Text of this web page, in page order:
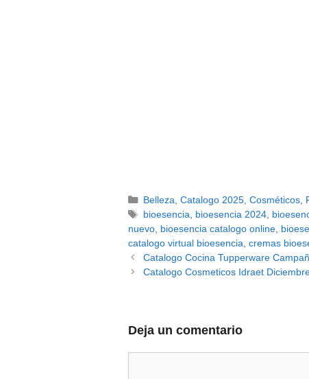
Categorías
Belleza, Catalogo 2025, Cosméticos,
Etiquetas
bioesencia, bioesencia 2024,
nuevo, bioesencia catalogo online,
catalogo virtual bioesencia, cremas
Navegación
de
Catalogo Cocina Tupperware
Catalogo Cosmeticos Idraet
Deja un comentario